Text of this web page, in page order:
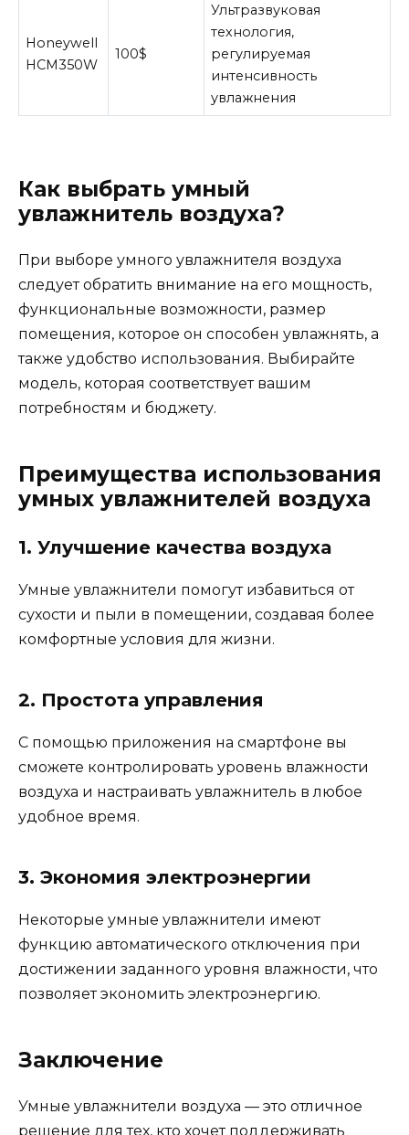
Honeywell
HCM350W
100$
Ультразвуковая
технология,
регулируемая
интенсивность
увлажнения
Как выбрать умный
увлажнитель воздуха?
При выборе умного увлажнителя воздуха
следует обратить внимание на его мощность,
функциональные возможности, размер
помещения, которое он способен увлажнять, а
также удобство использования. Выбирайте
модель, которая соответствует вашим
потребностям и бюджету.
Преимущества использования
умных увлажнителей воздуха
1. Улучшение качества воздуха
Умные увлажнители помогут избавиться от
сухости и пыли в помещении, создавая более
комфортные условия для жизни.
2. Простота управления
С помощью приложения на смартфоне вы
сможете контролировать уровень влажности
воздуха и настраивать увлажнитель в любое
удобное время.
3. Экономия электроэнергии
Некоторые умные увлажнители имеют
функцию автоматического отключения при
достижении заданного уровня влажности, что
позволяет экономить электроэнергию.
Заключение
Умные увлажнители воздуха — это отличное
решение для тех, кто хочет поддерживать